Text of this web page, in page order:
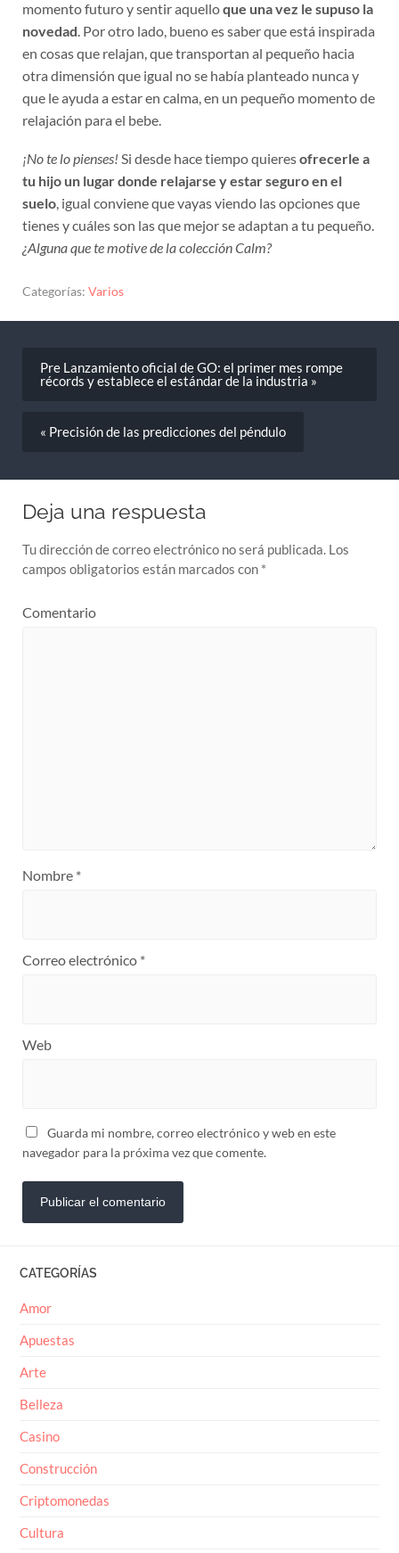
momento futuro y sentir aquelloque una vez le supuso la
novedad . Por otro lado, bueno es saber que está inspirada
en cosas que relajan, que transportan al pequeño hacia
otra dimensión que igual no se había planteado nunca y
que le ayuda a estar en calma, en un pequeño momento de
relajación para el bebe.
¡No te lo pienses! Si desde hace tiempo quieres ofrecerle a
tu hijo un lugar donde relajarse y estar seguro en el
suelo, igual conviene que vayas viendo las opciones que
tienes y cuáles son las que mejor se adaptan a tu pequeño.
¿Alguna que te motive de la colección Calm?
Categorías: Varios
Pre Lanzamiento oficial de GO: el primer mes rompe
récords y establece el estándar de la industria »
« Precisión de las predicciones del péndulo
Deja una respuesta
Tu dirección de correo electrónico no será publicada. Los
campos obligatorios están marcados con *
Comentario
Nombre *
Correo electrónico *
Web
Guarda mi nombre, correo electrónico y web en este
navegador para la próxima vez que comente.
CATEGORÍAS
Amor
Apuestas
Arte
Belleza
Casino
Construcción
Criptomonedas
Cultura